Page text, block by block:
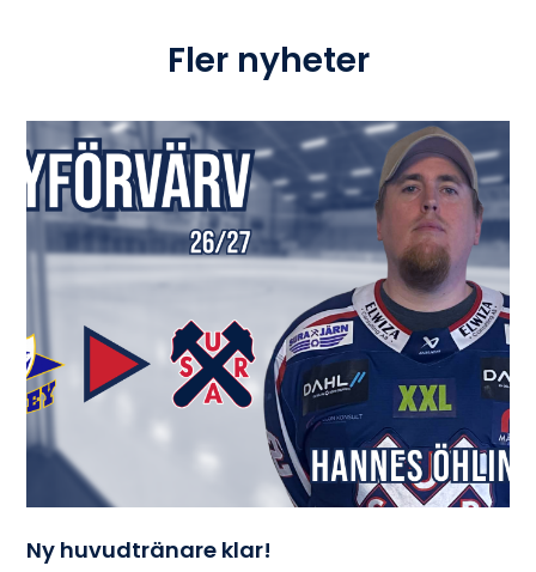
Fler nyheter
Ny huvudtränare klar!